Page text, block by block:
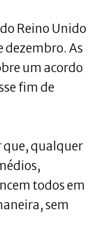
Reino Unido
dezembro. As
um acordo
fim de
que, qualquer
todos em
sem